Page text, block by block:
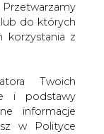
do których
korzystania z
Twoich
i podstawy
informacje
w Polityce
tysiąc
uranu
skomentuj
: